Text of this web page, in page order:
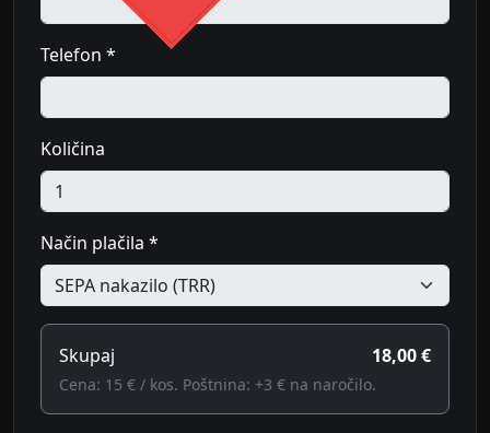
Telefon *
Količina
Način plačila *
Skupaj 18,00 €
Cena: 15 € / kos. Poštnina: +3 € na naročilo.